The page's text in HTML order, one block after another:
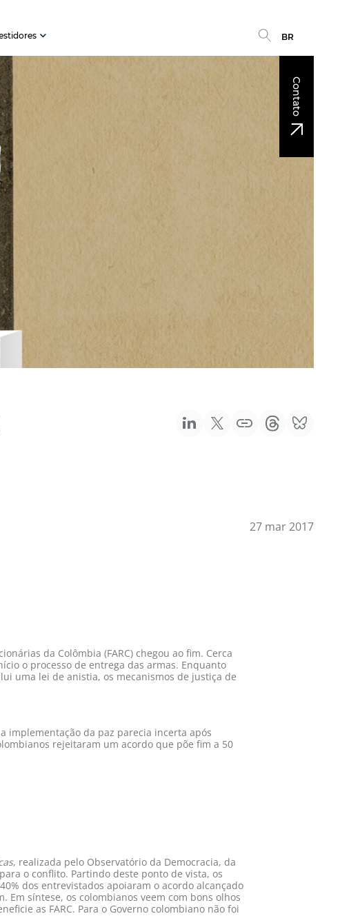
BR
Contato
27 mar 2017
da Colômbia (FARC) chegou ao fim. Cerca
o processo de entrega das armas. Enquanto
uma lei de anistia, os mecanismos de justiça de
implementação da paz parecia incerta após
rejeitaram um acordo que põe fim a 50
, realizada pelo Observatório da Democracia, da
o conflito. Partindo deste ponto de vista, os
dos entrevistados apoiaram o acordo alcançado
Em síntese, os colombianos veem com bons olhos
as FARC. Para o Governo colombiano não foi